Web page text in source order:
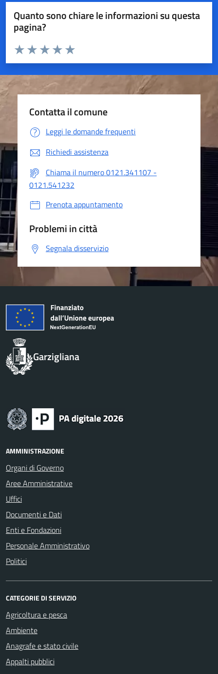
Quanto sono chiare le informazioni su questa
pagina?
Valuta da 1 a 5 stelle la pagina
Valuta 5 stelle su 5
Valuta 4 stelle su 5
Valuta 3 stelle su 5
Valuta 2 stelle su 5
Valuta 1 stelle su 5
Contatta il comune
Leggi le domande frequenti
Richiedi assistenza
Chiama il numero 0121.341107 -
0121.541232
Prenota appuntamento
Problemi in città
Segnala disservizio
Garzigliana
AMMINISTRAZIONE
Organi di Governo
Aree Amministrative
Uffici
Documenti e Dati
Enti e Fondazioni
Personale Amministrativo
Politici
CATEGORIE DI SERVIZIO
Agricoltura e pesca
Ambiente
Anagrafe e stato civile
Appalti pubblici